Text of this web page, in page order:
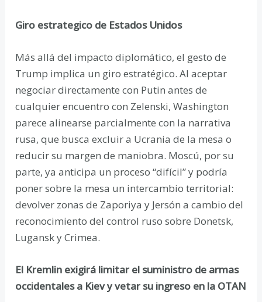
Giro estrategico de Estados Unidos
Más allá del impacto diplomático, el gesto de
Trump implica un giro estratégico. Al aceptar
negociar directamente con Putin antes de
cualquier encuentro con Zelenski, Washington
parece alinearse parcialmente con la narrativa
rusa, que busca excluir a Ucrania de la mesa o
reducir su margen de maniobra. Moscú, por su
parte, ya anticipa un proceso “difícil” y podría
poner sobre la mesa un intercambio territorial:
devolver zonas de Zaporiya y Jersón a cambio del
reconocimiento del control ruso sobre Donetsk,
Lugansk y Crimea.
El Kremlin exigirá limitar el suministro de armas
occidentales a Kiev y vetar su ingreso en la OTAN